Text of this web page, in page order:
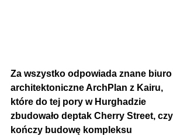
Za wszystko odpowiada znane biuro
architektoniczne ArchPlan z Kairu,
które do tej pory w Hurghadzie
zbudowało deptak Cherry Street, czy
kończy budowę kompleksu